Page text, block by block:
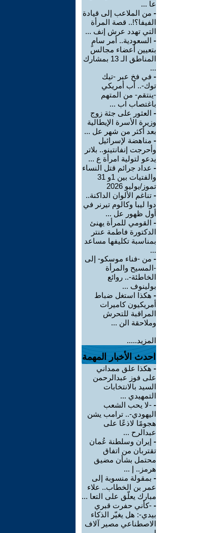
عا ...
- من الملاعب إلى قيادة
الفيفا؟!.. قصة المرأة
التي تهدد عرش إنف ...
- السعودية.. أمر سامٍ
بتعيين أعضاء مجالس
المناطق الـ 13 بمشارك
...
- في فخ عبر -تيك
توك-.. أب أمريكي
-ينتقم- من المتهم
باغتصاب اب ...
- العثور على جثة زوج
وزيرة الأسرة الإيطالية
بعد أكثر من شهر عل ...
- مناهضة لإسرائيل
وأحرجت إنفانتينو.. بلاتر
يدعو لتولية امرأة ع ...
- عداد جرائم قتل النساء
والفتيات بين 1و 31
تموز/يوليو 2026
- تناغم الألوان الداكنة..
دوا ليبا وكالوم تيرنر في
أول ظهور عل ...
- القومي للمرأة يهنئ
الدكتورة فاطمة عنتر
بمناسبة تكليفها مساعد
...
- من -فناء موسكو- إلى
-المسيح والمرأة
الخاطئة-.. روائع
بولينوف ...
- هكذا استغل ضباط
أمريكيون كاميرات
المراقبة للتحرش
وملاحقة الن ...
المزيد.....
احدث الأخبار المهمة
- هكذا علق ممداني
على فوز عبدالرحمن
السيد بالانتخابات
التمهيدي ...
- -لا يحب الشعب
اليهودي-.. ترامب يشن
هجومًا لاذعًا على
عبدالرح ...
- إيران وسلطنة عُمان
تقتربان من اتفاق
محتمل بشأن مضيق
هرمز.. إ ...
- بمقولة منسوبة إلى
عمر بن الخطاب.. علاء
مبارك يعلّق على التعا ...
- -كأني حفرت قبري
بيدي-: هل يغيّر الذكاء
الاصطناعي مصير آلاف